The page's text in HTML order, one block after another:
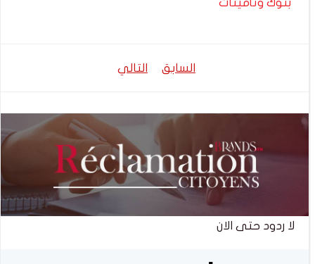
بنوك وتأمينات
السابق
تصفّح
التالي
لا ردود حتى الان